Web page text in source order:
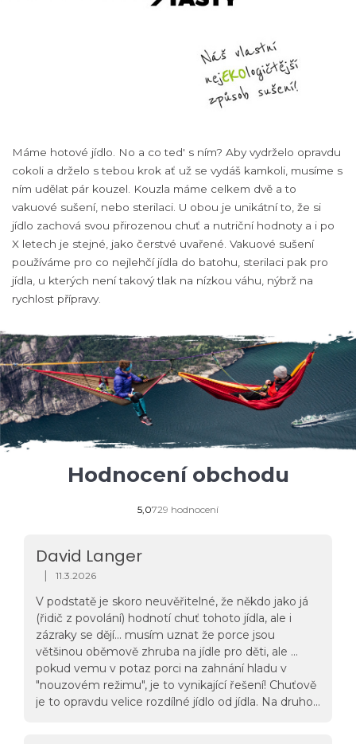
Máme hotové jídlo. No a co ted' s ním? Aby vydrželo opravdu
cokoli a drželo s tebou krok ať už se vydáš kamkoli, musíme s
ním udělat pár kouzel. Kouzla máme celkem dvě a to
vakuové sušení, nebo sterilaci. U obou je unikátní to, že si
jídlo zachová svou přirozenou chuť a nutriční hodnoty a i po
X letech je stejné, jako čerstvé uvařené. Vakuové sušení
používáme pro co nejlehčí jídla do batohu, sterilaci pak pro
jídla, u kterých není takový tlak na nízkou váhu, nýbrž na
rychlost přípravy.
Hodnocení obchodu
5,0Průměrné
hvězdiček.
729 hodnocení
David Langer
Hodnocení obchodu je 5 z 5 hvězdiček.
11.3.2026
V podstatě je skoro neuvěřitelné, že někdo jako já
(řidič z povolání) hodnotí chuť tohoto jídla, ale i
zázraky se dějí... musím uznat že porce jsou
většinou oběmově zhruba na jídle pro děti, ale ...
pokud vemu v potaz porci na zahnání hladu v
"nouzovém režimu", je to vynikající řešení! Chuťově
je to opravdu velice rozdílné jídlo od jídla. Na druhou